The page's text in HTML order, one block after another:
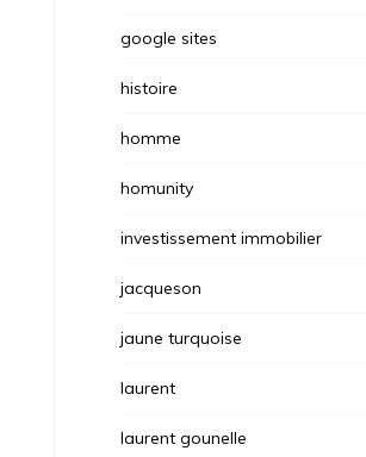
google sites
histoire
homme
homunity
investissement immobilier
jacqueson
jaune turquoise
laurent
laurent gounelle